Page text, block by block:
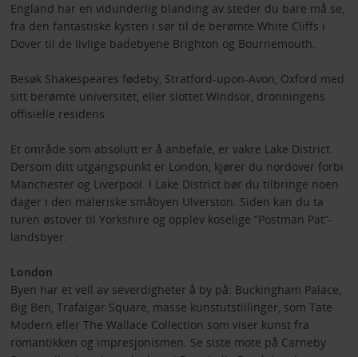
England har en vidunderlig blanding av steder du bare må se,
fra den fantastiske kysten i sør til de berømte White Cliffs i
Dover til de livlige badebyene Brighton og Bournemouth.
Besøk Shakespeares fødeby, Stratford-upon-Avon, Oxford med
sitt berømte universitet, eller slottet Windsor, dronningens
offisielle residens.
Et område som absolutt er å anbefale, er vakre Lake District.
Dersom ditt utgangspunkt er London, kjører du nordover forbi
Manchester og Liverpool. I Lake District bør du tilbringe noen
dager i den maleriske småbyen Ulverston. Siden kan du ta
turen østover til Yorkshire og opplev koselige ”Postman Pat”-
landsbyer.
London
Byen har et vell av severdigheter å by på: Buckingham Palace,
Big Ben, Trafalgar Square, masse kunstutstillinger, som Tate
Modern eller The Wallace Collection som viser kunst fra
romantikken og impresjonismen. Se siste mote på Carneby